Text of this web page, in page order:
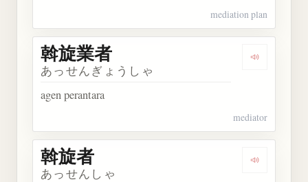
mediation plan
Dengarkan
斡旋業者
あっせんぎょうしゃ
agen perantara
mediator
Dengarkan
斡旋者
あっせんしゃ